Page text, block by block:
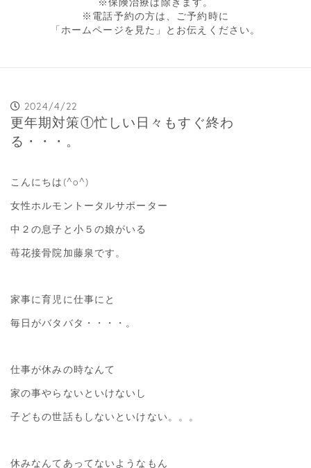
※電話予約の方は、ご予約時に
「ホームページを見た」とお伝えください。
2024/4/22
更年期対策①忙しい日々もすぐ終わ
る・・・。
こんにちは(^o^)
女性ホルモントータルサポーター
中２の息子と小５の娘がいる
苺花接骨院加藤泉です。
家事に育児に仕事にと
毎日がバタバタ・・・・。
仕事が休みの時なんて
家の事やらないといけないし
子どもの世話もしないといけない。。。
休みなんてあってないようなもん